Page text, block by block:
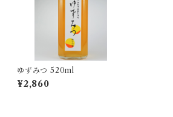
ゆずみつ 520ml
¥2,860